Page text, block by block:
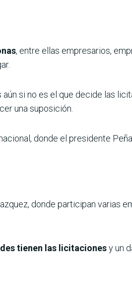
, entre ellas empresarios,
si no es el que decide las
una suposición.
donde el presidente
donde participan varias
tienen las licitacionesy un